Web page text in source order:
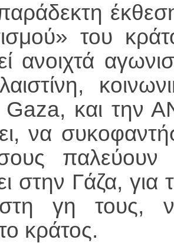
του
ανοιχτά
και την
να
παλεύουν
στην Γάζα, για
γη τους,
κράτος.